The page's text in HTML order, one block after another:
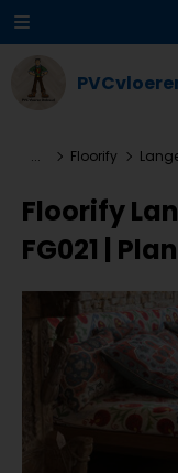
... Floorify
Floorify
FG021 |